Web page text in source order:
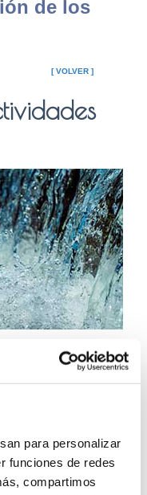
para personalizar
funciones de redes
compartimos
de los
[ VOLVER ]
de